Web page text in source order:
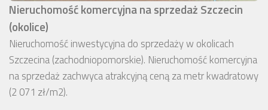
Nieruchomość komercyjna na sprzedaż Szczecin
(okolice)
Nieruchomość inwestycyjna do sprzedaży w okolicach
Szczecina (zachodniopomorskie). Nieruchomość komercyjna
na sprzedaż zachwyca atrakcyjną ceną za metr kwadratowy
(2 071 zł/m2).